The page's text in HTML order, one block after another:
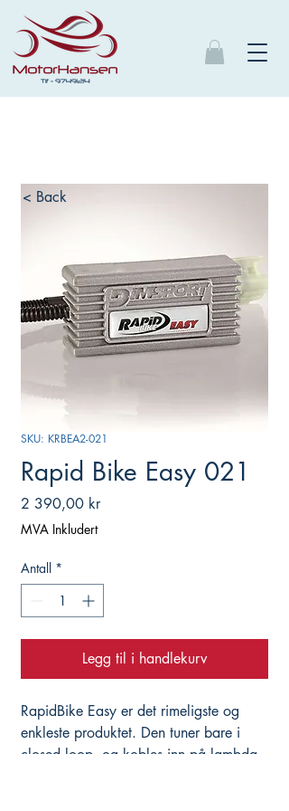
SKU: KRBEA2-021
Rapid Bike Easy 021
2 390,00 krPris
MVA Inkludert
Antall *
Legg til i handlekurv
RapidBike Easy er det rimeligste og
enkleste produktet. Den tuner bare i
closed loop, og kobles inn på lambda
< Back